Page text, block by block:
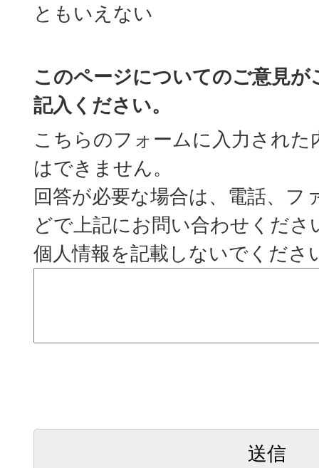
ともいえない
このページについてのご意見
記入ください。
こちらのフォームに入力された
はできません。
回答が必要な場合は、電話、フ
どで上記にお問い合わせくださ
個人情報を記載しないでくださ